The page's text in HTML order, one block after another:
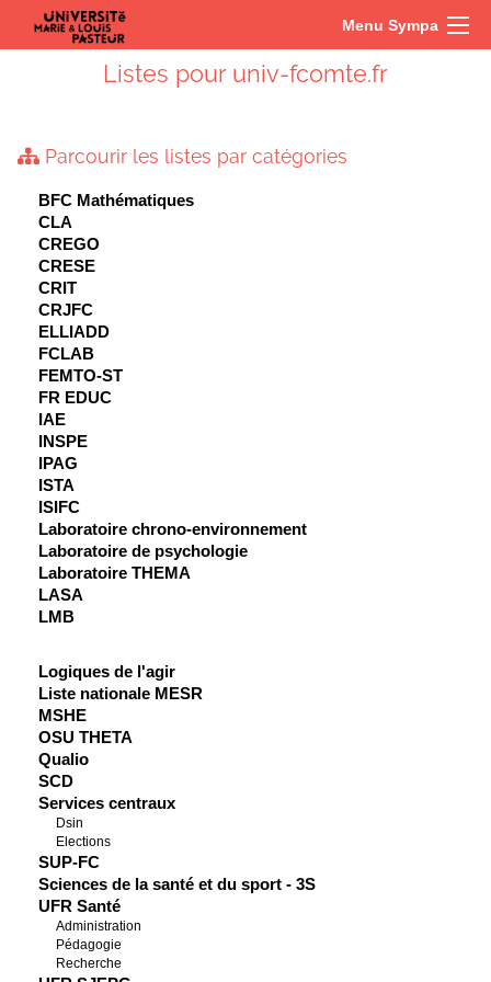
Menu Sympa
Listes pour univ-fcomte.fr
Parcourir les listes par catégories
BFC Mathématiques
CLA
CREGO
CRESE
CRIT
CRJFC
ELLIADD
FCLAB
FEMTO-ST
FR EDUC
IAE
INSPE
IPAG
ISTA
ISIFC
Laboratoire chrono-environnement
Laboratoire de psychologie
Laboratoire THEMA
LASA
LMB
Logiques de l'agir
Liste nationale MESR
MSHE
OSU THETA
Qualio
SCD
Services centraux
Dsin
Elections
SUP-FC
Sciences de la santé et du sport - 3S
UFR Santé
Administration
Pédagogie
Recherche